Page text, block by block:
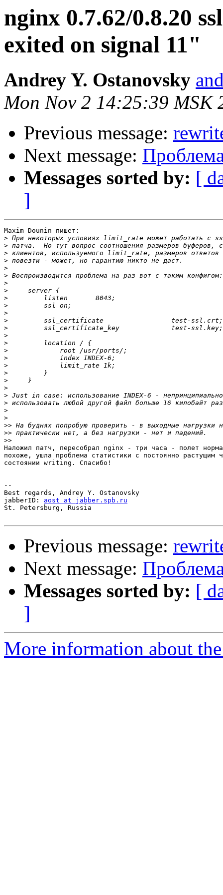
nginx 0.7.62/0.8.20
exited on signal 11"
Andrey Y. Ostanovsky
Mon Nov 2 14:25:39 MSK
Previous message:
Next message:
Messages sorted by: [
]
Maxim Dounin пишет:
>
>
>
>
>
>
>
>
>
>
>
>
>
>
>
>
>
>
>
>
>
>
>
>
>
>>
>>
>>
Наложил патч, пересобрал nginx - три часа - полет
похоже, ушла проблема статистики с постоянно растущим
состоянии writing. Спасибо!
--
Best regards, Andrey Y. Ostanovsky
jabberID: aost at jabber.spb.ru
St. Petersburg, Russia
Previous message:
Next message:
Messages sorted by: [
]
More information about